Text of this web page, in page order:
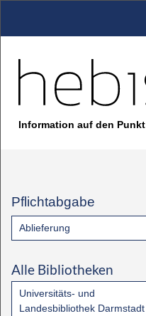
Information auf den Punkt
Pflichtabgabe
Ablieferung
Alle Bibliotheken
Universitäts- und
Landesbibliothek Darmstadt